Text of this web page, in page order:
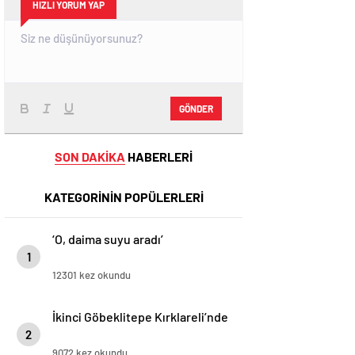
HIZLI YORUM YAP
GÖNDER
SON DAKİKA HABERLERİ
KATEGORİNİN POPÜLERLERİ
1
‘O, daima suyu aradı’
12301 kez okundu
2
İkinci Göbeklitepe Kırklareli’nde